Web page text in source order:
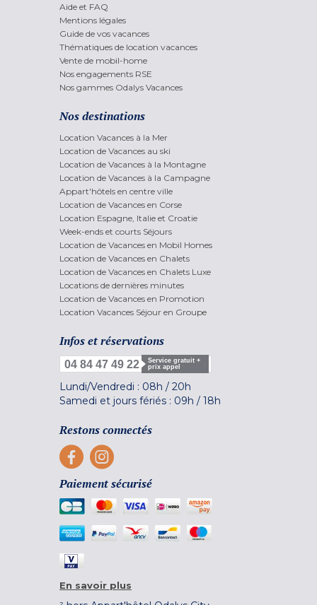
Aide et FAQ
Mentions légales
Guide de vos vacances
Thématiques de location vacances
Vente de mobil-home
Nos engagements RSE
Nos gammes Odalys Vacances
Nos destinations
Location Vacances à la Mer
Location de Vacances au ski
Location de Vacances à la Montagne
Location de Vacances à la Campagne
Appart'hôtels en centre ville
Location de Vacances en Corse
Location Espagne, Italie et Croatie
Week-ends et courts Séjours
Location de Vacances en Mobil Homes
Location de Vacances en Chalets
Location de Vacances en Chalets Luxe
Locations de dernières minutes
Location de Vacances en Promotion
Location Vacances Séjour en Groupe
Infos et réservations
04 84 47 49 22
Service gratuit +
prix appel
Lundi/Vendredi : 08h / 20h
Samedi et jours fériés : 09h / 18h
Restons connectés
Paiement sécurisé
En savoir plus